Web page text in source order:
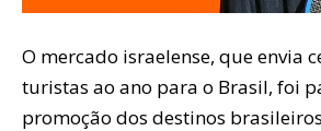
O mercado israelense, que envia
turistas ao ano para o Brasil, foi
promoção dos destinos